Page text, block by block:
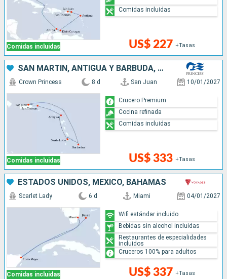
Comidas incluidas US$ 227 +Tasas
Comidas incluidas
SAN MARTÍN, ANTIGUA Y BARBUDA, SANTA LUCIA, BARBADOS, PUERTO RICO
Comidas incluidas
Crown Princess 8 d San Juan 10/01/2027
US$ 333 +Tasas
Crucero Premium
Cocina refinada
Comidas incluidas
ESTADOS UNIDOS, MÉXICO, BAHAMAS
Comidas incluidas
Scarlet Lady 6 d Miami 04/01/2027
US$ 337 +Tasas
Wifi estándar incluido
Bebidas sin alcohol incluidas
Restaurantes de especialidades
incluidos
Cruceros 100% para adultos